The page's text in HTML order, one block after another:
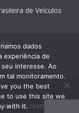
de Veículos
direitos reservados.
dados
experiência de
interesse. Ao
tal monitoramento.
you the best
to use this site we
with it.